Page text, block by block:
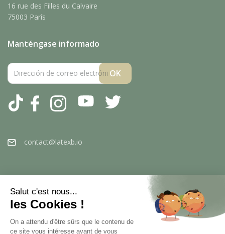
16 rue des Filles du Calvaire
75003 París
Manténgase informado
Facebook YouTube
Tiktok Instagram
contact@latexb.io
Salut c'est nous...
les Cookies !
On a attendu d'être sûrs que le contenu de
ce site vous intéresse avant de vous